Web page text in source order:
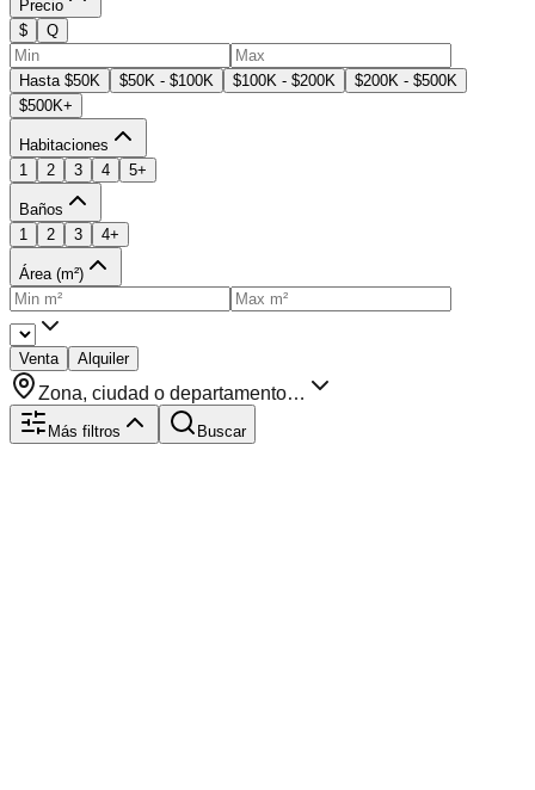
Precio
$
Q
Hasta $50K $50K - $100K $100K - $200K
$200K - $500K
$500K+
Habitaciones
1
2 3 4 5+
Baños
1
2 3 4+
Área (m²)
Venta Alquiler
Zona, ciudad o departamento…
Más filtros Buscar